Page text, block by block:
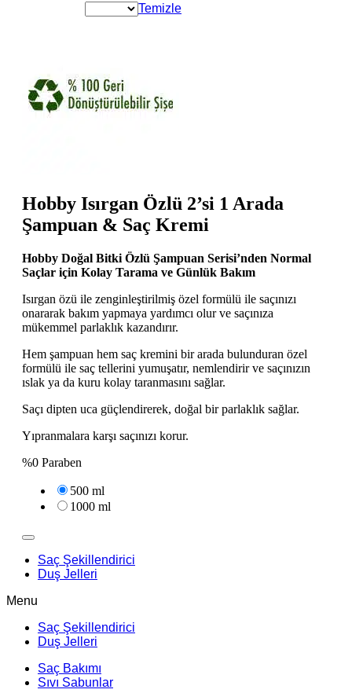
Temizle
Hobby Isırgan Özlü 2’si 1 Arada
Şampuan & Saç Kremi
Hobby Doğal Bitki Özlü Şampuan Serisi’nden Normal
Saçlar için Kolay Tarama ve Günlük Bakım
Isırgan özü ile zenginleştirilmiş özel formülü ile saçınızı
onararak bakım yapmaya yardımcı olur ve saçınıza
mükemmel parlaklık kazandırır.
Hem şampuan hem saç kremini bir arada bulunduran özel
formülü ile saç tellerini yumuşatır, nemlendirir ve saçınızın
ıslak ya da kuru kolay taranmasını sağlar.
Saçı dipten uca güçlendirerek, doğal bir parlaklık sağlar.
Yıpranmalara karşı saçınızı korur.
%0 Paraben
500 ml
1000 ml
Saç Şekillendirici
Duş Jelleri
Menu
Saç Şekillendirici
Duş Jelleri
Saç Bakımı
Sıvı Sabunlar